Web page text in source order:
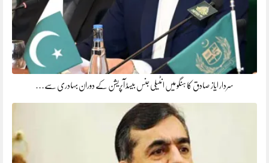
سردار ایاز صادق کا ہنگو میں انٹیلی جنس بیسڈ آپریشن کے دوران بہادری سے…